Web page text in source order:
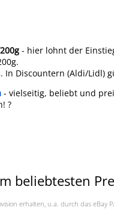
- hier lohnt der
In Discountern (Aldi/Lidl)
- vielseitig, beliebt und
?
beliebtesten
erhalten, u.a. durch das eBay